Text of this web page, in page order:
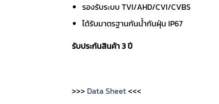
รองรับระบบ TVI/AHD/CVI/CVBS
ได้รับมาตรฐานกันน้ำกันฝุ่น IP67
รับประกันสินค้า 3 ปี
>>> Data Sheet<<<